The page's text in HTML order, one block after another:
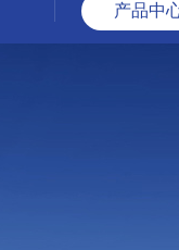
产品中